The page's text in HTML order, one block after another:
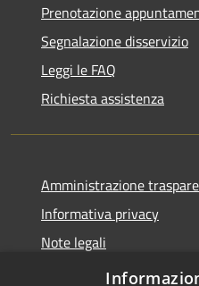
Prenotazione
Segnalazione disservizio
Leggi le FAQ
Richiesta assistenza
Amministrazione
Informativa privacy
Note legali
Dichiarazione di